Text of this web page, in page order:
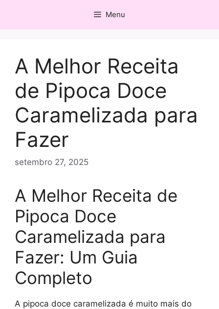
o
Menu
A Melhor Receita
de Pipoca Doce
Caramelizada para
Fazer
setembro 27, 2025
A Melhor Receita de
Pipoca Doce
Caramelizada para
Fazer: Um Guia
Completo
A pipoca doce caramelizada é muito mais do